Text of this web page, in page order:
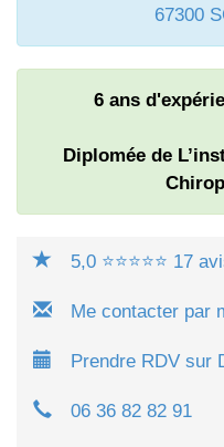
67300
6 ans
Diplomée de
5,0 ⭐⭐⭐⭐⭐ 17
Me contacter par
Prendre RDV sur
06 36 82 82 91